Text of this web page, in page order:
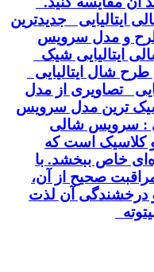
جدیدترین
و مدل سرویس
ایتالیایی شیک
شال ایتالیایی
تصاویری از مدل
ترین مدل سرویس
: سرویس شالی
و کلاسیک است که
خاص ببخشد. با
صحیح از آن،
و درخشندگی آن لذت